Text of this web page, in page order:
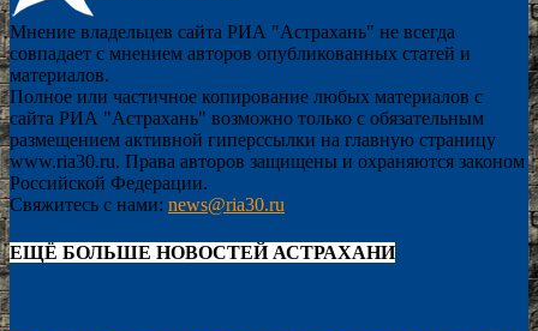
Мнение владельцев сайта РИА "Астрахань" не всегда
совпадает с мнением авторов опубликованных статей и
материалов.
Полное или частичное копирование любых материалов с
сайта РИА "Астрахань" возможно только с обязательным
размещением активной гиперссылки на главную страницу
www.ria30.ru. Права авторов защищены и охраняются законом
Российской Федерации.
Свяжитесь с нами: news@ria30.ru
ЕЩЁ БОЛЬШЕ НОВОСТЕЙ АСТРАХАНИ